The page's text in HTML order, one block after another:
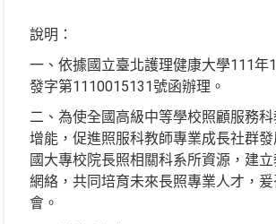
說明：
一、依據國立臺北護理健康大學111年
發字第1110015131號函辦理。
二、為使全國高級中等學校照顧服務
增能，促進照服科教師專業成長社群
國大專校院長照相關科系所資源，建
網絡，共同培育未來長照專業人才，
會。